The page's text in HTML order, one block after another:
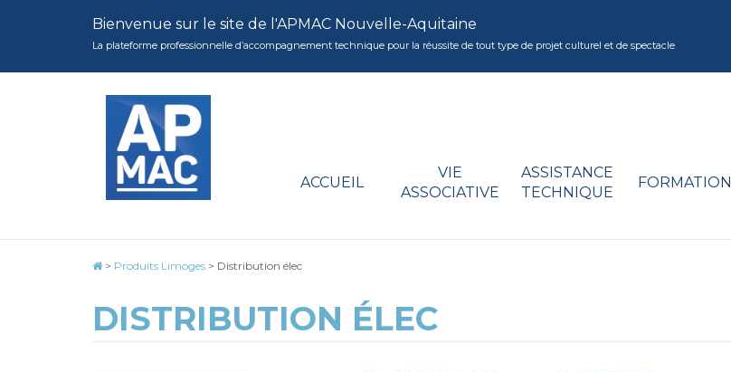
Bienvenue sur le site de l'APMAC Nouvelle-Aquitaine
La plateforme professionnelle d’accompagnement technique pour la réussite de tout type de projet culturel et de spectacle
ACCUEIL
VIE
ASSOCIATIVE
ASSISTANCE
TECHNIQUE
FORMATION
> Produits Limoges > Distribution élec
DISTRIBUTION ÉLEC